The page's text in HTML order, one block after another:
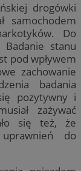
drogówki
samochodem
Do
Badanie stanu
pod wpływem
zachowanie
badania
pozytywny i
zażywać
się też, że
do